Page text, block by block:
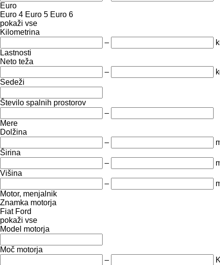
Euro
Euro 4 Euro 5 Euro 6
pokaži vse
Kilometrina
–
Lastnosti
Neto teža
–
Sedeži
Število spalnih prostorov
–
Mere
Dolžina
–
Širina
–
Višina
–
Motor, menjalnik
Znamka motorja
Fiat Ford
pokaži vse
Model motorja
Moč motorja
–